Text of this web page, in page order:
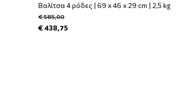
Βαλίτσα 4 ρόδες | 69 x 46 x 29 cm | 2,5 kg
€ 585,00
€ 438,75